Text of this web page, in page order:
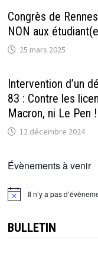
Congrès de
NON aux
25 mars 2025
Intervention d’un
83 : Contre les
Macron, ni Le Pen
12 décembre 2024
Évènements à venir
Notice Il n’y a pas
BULLETIN